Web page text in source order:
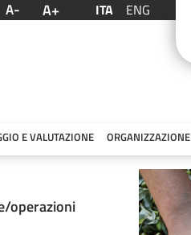
A- A+ ITA ENG
E VALUTAZIONE ORGANIZZAZIONE
operazioni